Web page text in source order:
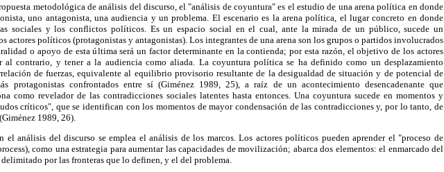
metodológica de análisis del discurso, el "análisis de coyuntura" es el estudio de una arena política en donde
uno antagonista, una audiencia y un problema. El escenario es la arena política, el lugar concreto en donde
sociales y los conflictos políticos. Es un espacio social en el cual, ante la mirada de un público, sucede un
actores políticos (protagonistas y antagonistas). Los integrantes de una arena son los grupos o partidos involucrados
o apoyo de esta última será un factor determinante en la contienda; por esta razón, el objetivo de los actores
al contrario, y tener a la audiencia como aliada. La coyuntura política se ha definido como un desplazamiento
de fuerzas, equivalente al equilibrio provisorio resultante de la desigualdad de situación y de potencial de
protagonistas confrontados entre sí (Giménez 1989, 25), a raíz de un acontecimiento desencadenante que
como revelador de las contradicciones sociales latentes hasta entonces. Una coyuntura sucede en momentos y
críticos", que se identifican con los momentos de mayor condensación de las contradicciones y, por lo tanto, de
1989, 26).
el análisis del discurso se emplea el análisis de los marcos. Los actores políticos pueden aprender el "proceso de
como una estrategia para aumentar las capacidades de movilización; abarca dos elementos: el enmarcado del
por las fronteras que lo definen, y el del problema.